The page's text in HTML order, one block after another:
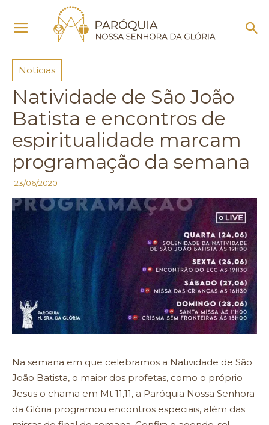
Notícias
Notícias
Natividade de São João
Batista e encontros de
espiritualidade marcam
programação da semana
23/06/2020
Na semana em que celebramos a Natividade de São
João Batista, o maior dos profetas, como o próprio
Jesus o chama em Mt 11,11, a Paróquia Nossa Senhora
da Glória programou encontros especiais, além das